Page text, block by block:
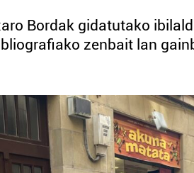
Bordak gidatutako
zenbait lan